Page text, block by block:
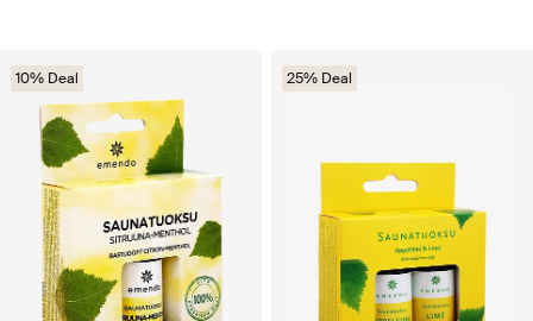
10% Deal 25% Deal